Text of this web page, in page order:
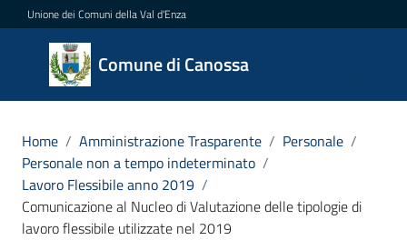
Vai al contenuto
Vai alla navigazione
Vai al footer
Unione dei Comuni della Val d'Enza
Comune di Canossa
Comune
di
Amministrazione
Menu selezionato
Home / Amministrazione Trasparente / Personale /
Personale non a tempo indeterminato /
Lavoro Flessibile anno 2019 /
Comunicazione al Nucleo di Valutazione delle tipologie di
lavoro flessibile utilizzate nel 2019